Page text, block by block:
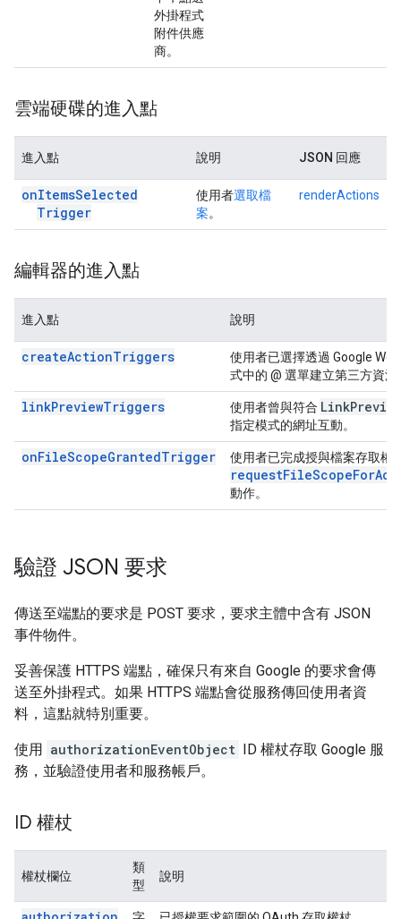
外掛程式
附件供應
商。
雲端硬碟的進入點
進入點 說明 JSON 回應
onItemsSelected
Trigger
使用者選取檔
案。
renderActions
編輯器的進入點
進入點 說明
createActionTriggers
使用者已選擇透過 Google
式中的 @ 選單建立第三方資源
linkPreviewTriggers 使用者曾與符合 LinkPreview
指定模式的網址互動。
onFileScopeGrantedTrigger 使用者已完成授與檔案存取權
動作。
驗證 JSON 要求
傳送至端點的要求是 POST 要求，要求主體中含有 JSON
事件物件。
妥善保護 HTTPS 端點，確保只有來自 Google 的要求會傳
送至外掛程式。如果 HTTPS 端點會從服務傳回使用者資
料，這點就特別重要。
使用 authorizationEventObject ID 權杖存取 Google 服
務，並驗證使用者和服務帳戶。
ID 權杖
權杖欄位
類
型
說明